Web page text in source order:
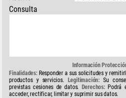
Consulta
Información
Finalidades:Responder a sus solicitudes y
productos y servicios.
Legitimación: Su
previstas cesiones de datos.
Derechos:Podrá
acceder, rectificar, limitar y suprimir sus datos.